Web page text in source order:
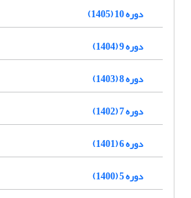
دوره 10 (1405)
دوره 9 (1404)
دوره 8 (1403)
دوره 7 (1402)
دوره 6 (1401)
دوره 5 (1400)